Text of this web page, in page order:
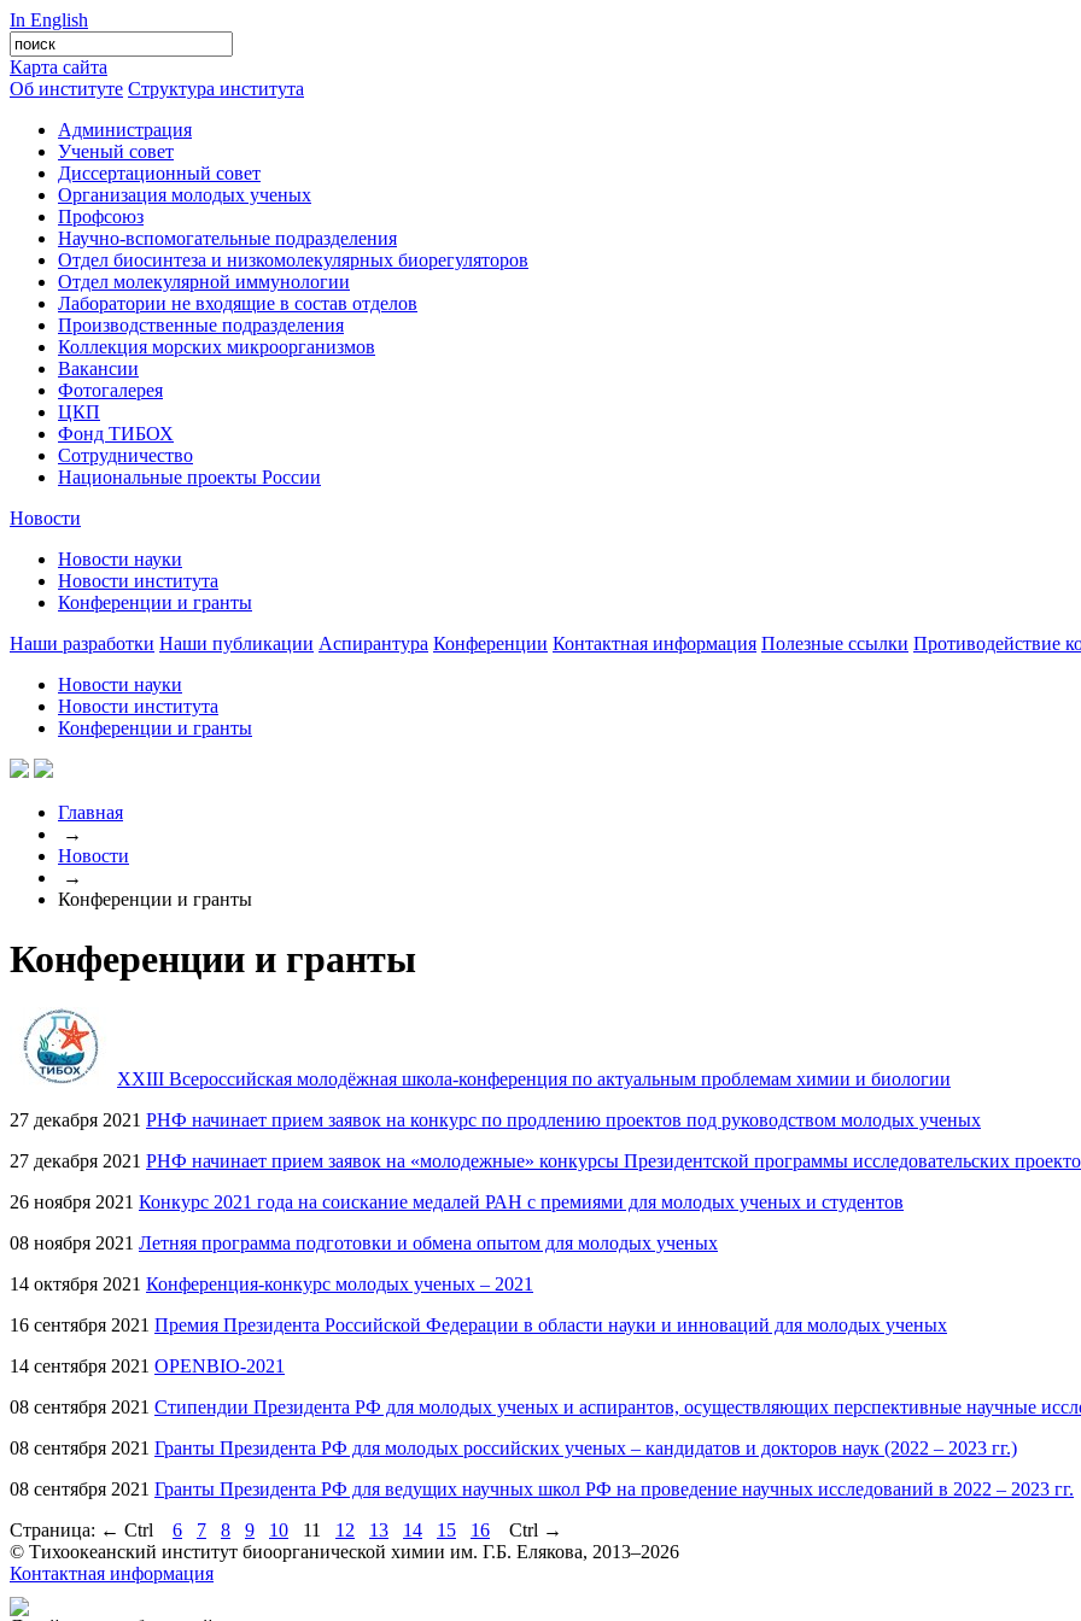
In English
Карта сайта
Об институте Структура института
Администрация
Ученый совет
Диссертационный совет
Организация молодых ученых
Профсоюз
Научно-вспомогательные подразделения
Отдел биосинтеза и низкомолекулярных биорегуляторов
Отдел молекулярной иммунологии
Лаборатории не входящие в состав отделов
Производственные подразделения
Коллекция морских микроорганизмов
Вакансии
Фотогалерея
ЦКП
Фонд ТИБОХ
Сотрудничество
Национальные проекты России
Новости
Новости науки
Новости института
Конференции и гранты
Наши разработки Наши публикации Аспирантура Конференции Контактная информация Полезные ссылки Противодействие
Новости науки
Новости института
Конференции и гранты
Главная
→
Новости
→
Конференции и гранты
Конференции и гранты
XXIII Всероссийская молодёжная школа-конференция по актуальным проблемам химии и биологии
27 декабря 2021 РНФ начинает прием заявок на конкурс по продлению проектов под руководством молодых ученых
27 декабря 2021 РНФ начинает прием заявок на «молодежные» конкурсы Президентской программы исследовательских
26 ноября 2021 Конкурс 2021 года на соискание медалей РАН с премиями для молодых ученых и студентов
08 ноября 2021 Летняя программа подготовки и обмена опытом для молодых ученых
14 октября 2021 Конференция-конкурс молодых ученых – 2021
16 сентября 2021 Премия Президента Российской Федерации в области науки и инноваций для молодых ученых
14 сентября 2021 OPENBIO-2021
08 сентября 2021 Стипендии Президента РФ для молодых ученых и аспирантов, осуществляющих перспективные научные
08 сентября 2021 Гранты Президента РФ для молодых российских ученых – кандидатов и докторов наук (2022 – 2023 гг.)
08 сентября 2021 Гранты Президента РФ для ведущих научных школ РФ на проведение научных исследований в 2022 – 2023 гг.
Страница: ← Ctrl 6 7 8 9 10 11 12 13 14 15 16 Ctrl →
© Тихоокеанский институт биоорганической химии им. Г.Б. Елякова, 2013–2026
Контактная информация